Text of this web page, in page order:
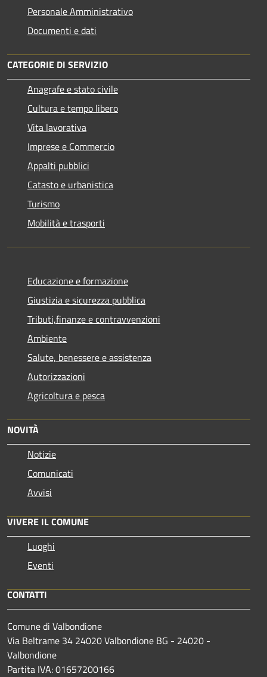
Personale Amministrativo
Documenti e dati
CATEGORIE DI SERVIZIO
Anagrafe e stato civile
Cultura e tempo libero
Vita lavorativa
Imprese e Commercio
Appalti pubblici
Catasto e urbanistica
Turismo
Mobilità e trasporti
Educazione e formazione
Giustizia e sicurezza pubblica
Tributi,finanze e contravvenzioni
Ambiente
Salute, benessere e assistenza
Autorizzazioni
Agricoltura e pesca
NOVITÀ
Notizie
Comunicati
Avvisi
VIVERE IL COMUNE
Luoghi
Eventi
CONTATTI
Comune di Valbondione
Via Beltrame 34 24020 Valbondione BG - 24020 -
Valbondione
Partita IVA: 01657200166